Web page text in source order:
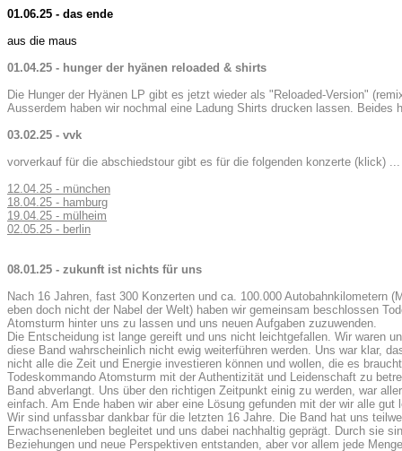
01.06.25 - das ende
aus die maus
01.04.25 - hunger der hyänen reloaded & shirts
Die Hunger der Hyänen LP gibt es jetzt wieder als "Reloaded-Version"
Ausserdem haben wir nochmal eine Ladung Shirts drucken lassen.
03.02.25 - vvk
vorverkauf für die abschiedstour gibt es für die folgenden konzerte (klick) ...
12.04.25 - münchen
18.04.25 - hamburg
19.04.25 - mülheim
02.05.25 - berlin
08.01.25 - zukunft ist nichts für uns
Nach 16 Jahren, fast 300 Konzerten und ca. 100.000 Autobahnkilometern
eben doch nicht der Nabel der Welt) haben wir gemeinsam beschlossen
Atomsturm hinter uns zu lassen und uns neuen Aufgaben zuzuwenden.
Die Entscheidung ist lange gereift und uns nicht leichtgefallen. Wir waren
diese Band wahrscheinlich nicht ewig weiterführen werden. Uns war klar,
nicht alle die Zeit und Energie investieren können und wollen, die es
Todeskommando Atomsturm mit der Authentizität und Leidenschaft zu
Band abverlangt. Uns über den richtigen Zeitpunkt einig zu werden, war
einfach. Am Ende haben wir aber eine Lösung gefunden mit der wir alle gut
Wir sind unfassbar dankbar für die letzten 16 Jahre. Die Band hat uns
Erwachsenenleben begleitet und uns dabei nachhaltig geprägt. Durch sie
Beziehungen und neue Perspektiven entstanden, aber vor allem jede